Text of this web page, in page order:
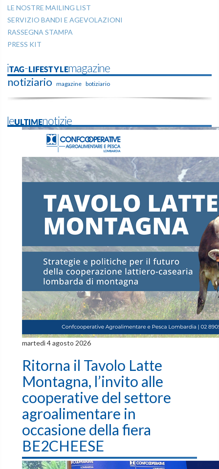
LE NOSTRE MAILING LIST
SERVIZIO BANDI E AGEVOLAZIONI
RASSEGNA STAMPA
PRESS KIT
iTAG-LIFESTYLEmagazine
notiziario magazine botiziario
leULTIMEnotizie
martedì 4 agosto 2026
Ritorna il Tavolo Latte
Montagna, l’invito alle
cooperative del settore
agroalimentare in
occasione della fiera
BE2CHEESE